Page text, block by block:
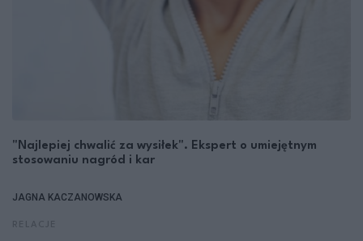
"Najlepiej chwalić za wysiłek". Ekspert o umiejętnym
stosowaniu nagród i kar
JAGNA KACZANOWSKA